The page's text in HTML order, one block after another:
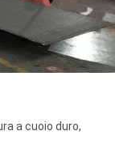
a cuoio duro,